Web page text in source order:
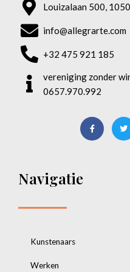
Louizalaan 500,
info@allegrarte.com
+32 475 921 185
vereniging zonder
0657.970.992
Navigatie
Kunstenaars
Werken